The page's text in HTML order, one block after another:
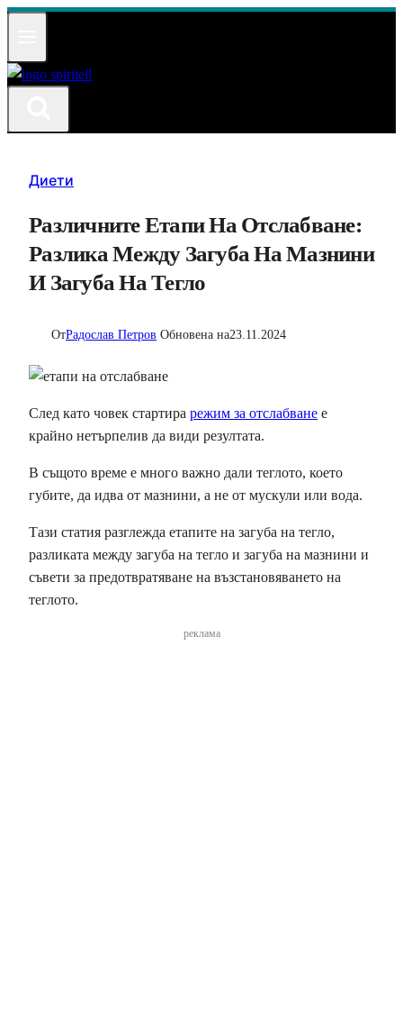
Към
Диети
Различните Етапи На Отслабване:
Разлика Между Загуба На Мазнини
И Загуба На Тегло
ОтРадослав Петров Обновена на23.11.2024
След като човек стартира режим за отслабване е
крайно нетърпелив да види резултата.
В същото време е много важно дали теглото, което
губите, да идва от мазнини, а не от мускули или вода.
Тази статия разглежда етапите на загуба на тегло,
разликата между загуба на тегло и загуба на мазнини и
съвети за предотвратяване на възстановяването на
теглото.
реклама